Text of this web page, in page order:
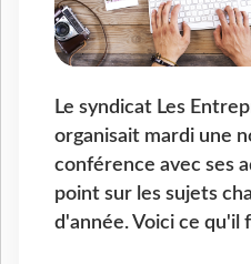
Le syndicat Les
organisait mardi une
conférence avec ses
point sur les sujets
d'année. Voici ce qu'il